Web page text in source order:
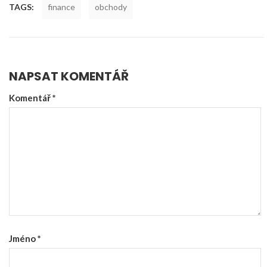
TAGS: finance obchody
NAPSAT KOMENTÁŘ
Komentář*
Jméno*